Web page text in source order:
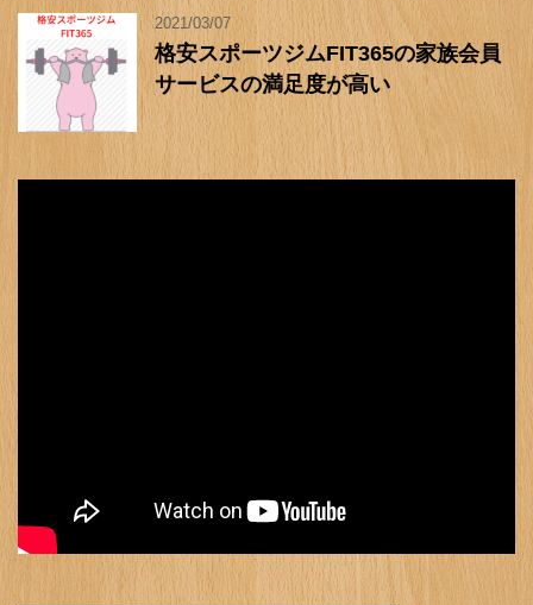
2021/03/07
格安スポーツジムFIT365の家族会員
サービスの満足度が高い